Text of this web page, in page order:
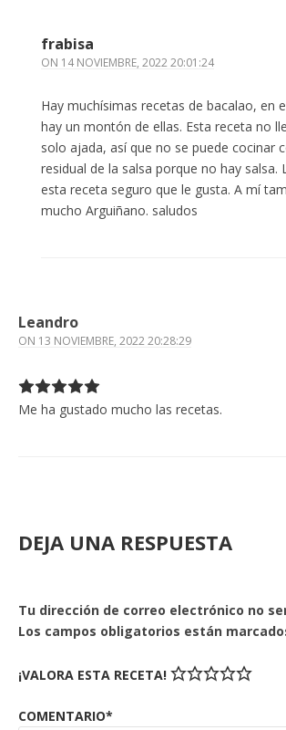
frabisa
ON 14 NOVIEMBRE, 2022 20:01:24
Hay muchísimas recetas de bacalao, en
hay un montón de ellas. Esta receta no
solo ajada, así que no se puede cocinar
residual de la salsa porque no hay salsa.
esta receta seguro que le gusta. A mí
mucho Arguiñano. saludos
Leandro
ON 13 NOVIEMBRE, 2022 20:28:29
Me ha gustado mucho las recetas.
DEJA UNA RESPUESTA
Tu dirección de correo electrónico no
Los campos obligatorios están
¡VALORA ESTA RECETA!
COMENTARIO*